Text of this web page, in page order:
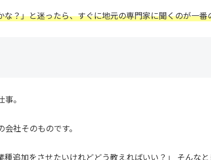
？」と迷ったら、すぐに地元の専門家に聞くのが一番
。
社そのものです。
種追加をさせたいけれどどう教えればいい？」 そんな